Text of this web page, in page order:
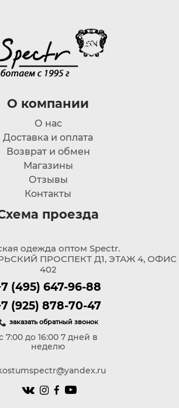
О компании
О нас
Доставка и оплата
Возврат и обмен
Магазины
Отзывы
Контакты
проезда
одежда оптом Spectr.
ПРОСПЕКТ Д1, ЭТАЖ 4, ОФИС
402
(495) 647-96-88
(925) 878-70-47
заказать обратный звонок
7:00 до 16:00 7 дней в
неделю